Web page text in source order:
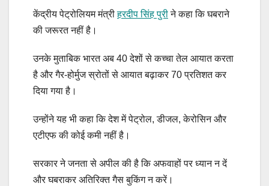
केंद्रीय पेट्रोलियम मंत्रीहरदीप सिंह पुरीने कहा कि घबराने
की जरूरत नहीं है।
उनके मुताबिक भारत अब 40 देशों से कच्चा तेल आयात करता
है और गैर-होर्मुज स्रोतों से आयात बढ़ाकर 70 प्रतिशत कर
दिया गया है।
उन्होंने यह भी कहा कि देश में पेट्रोल, डीजल, केरोसिन और
एटीएफ की कोई कमी नहीं है।
सरकार ने जनता से अपील की है कि अफवाहों पर ध्यान न दें
और घबराकर अतिरिक्त गैस बुकिंग न करें।